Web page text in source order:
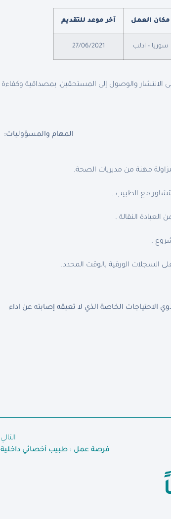
مكان العمل آخر موعد للتقديم
سوريا – ادلب 27/06/2021
الانتشار والوصول إلى المستحقين، بمصداقية وكفاءة
مهنة من مديريات الصحة.
المهام والمسؤوليات:
مع الطبيب .
النقالة .
.
السجلات الورقية بالوقت المحدد.
الخاصة الذي لا تعيقه إصابته عن اداء
التالي
فرصة عمل : طبيب أخصائي داخلية